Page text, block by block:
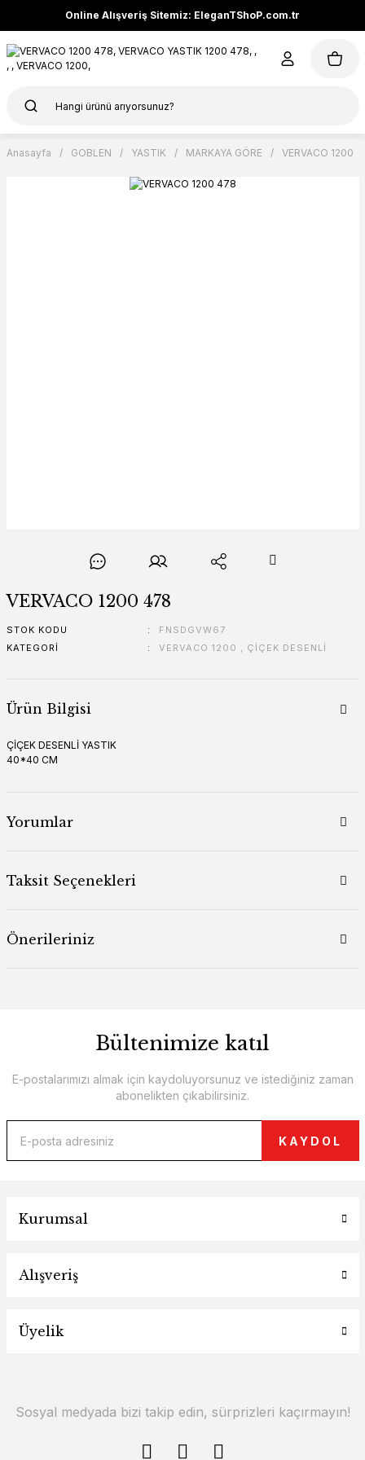
Online Alışveriş Sitemiz: EleganTShoP.com.tr
Anasayfa GOBLEN YASTIK MARKAYA GÖRE VERVACO 1200
VERVACO 1200 478
STOK KODU
FNSDGVW67
KATEGORI
VERVACO 1200 , ÇİÇEK DESENLİ
Ürün Bilgisi
ÇİÇEK DESENLİ YASTIK
40*40 CM
Yorumlar
Taksit Seçenekleri
Önerileriniz
Bültenimize katıl
E-postalarımızı almak için kaydoluyorsunuz ve istediğiniz zaman
abonelikten çıkabilirsiniz.
KAYDOL
Kurumsal
Alışveriş
Üyelik
Sosyal medyada bizi takip edin, sürprizleri kaçırmayın!